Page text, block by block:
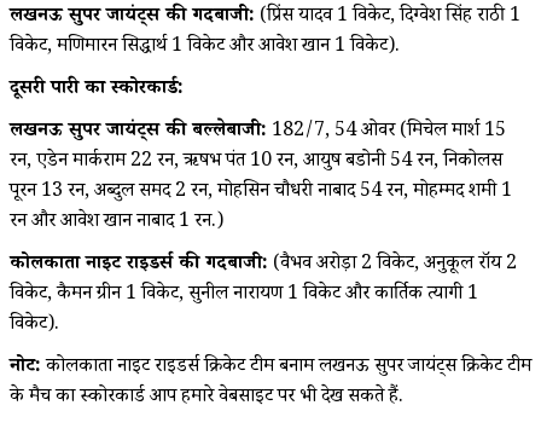
लखनऊ सुपर जायंट्स की गेंदबाजी: (प्रिंस यादव 1 विकेट, दिग्वेश सिंह राठी 1
विकेट, मणिमारन सिद्धार्थ 1 विकेट और आवेश खान 1 विकेट).
दूसरी पारी का स्कोरकार्ड:
लखनऊ सुपर जायंट्स की बल्लेबाजी: 182/7, 54 ओवर (मिचेल मार्श 15
रन, एडेन मार्कराम 22 रन, ऋषभ पंत 10 रन, आयुष बडोनी 54 रन, निकोलस
पूरन 13 रन, अब्दुल समद 2 रन, मोहसिन चौधरी नाबाद 54 रन, मोहम्मद शमी 1
रन और आवेश खान नाबाद 1 रन.)
कोलकाता नाइट राइडर्स की गेंदबाजी: (वैभव अरोड़ा 2 विकेट, अनुकूल रॉय 2
विकेट, कैमरून ग्रीन 1 विकेट, सुनील नारायण 1 विकेट और कार्तिक त्यागी 1
विकेट).
नोट:कोलकाता नाइट राइडर्स क्रिकेट टीम बनाम लखनऊ सुपर जायंट्स क्रिकेट टीम
के मैच का स्कोरकार्ड आप हमारे वेबसाइट पर भी देख सकते हैं.